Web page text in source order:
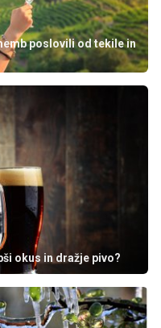
poslovili od tekile in
okus in dražje pivo?